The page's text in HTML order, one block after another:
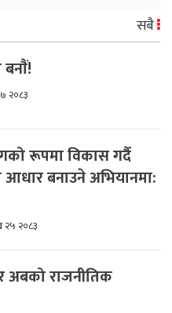
सबै
२०८३
रूपमा विकास गर्दै
बनाउने अभियानमा:
२०८३
राजनीतिक